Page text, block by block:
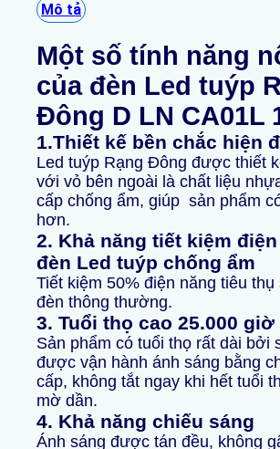
Mô tả
Một số tính năng
của đèn Led tuýp
Đông D LN CA01L
1.Thiết kế bền chắc hiện
Led tuýp Rạng Đông được thiết
với vỏ bên ngoài là chất liệu
cấp chống ẩm, giúp sản phẩm
hơn.
2. Khả năng tiết kiệm
đèn Led tuýp chống ẩm
Tiết kiệm 50% điện năng tiêu
đèn thông thường.
3. Tuổi thọ cao 25.000 giờ
Sản phẩm có tuổi thọ rất dài bởi
được vận hành ánh sáng bằng
cấp, không tắt ngay khi hết tuổi
mờ dần.
4. Khả năng chiếu sáng
Ánh sáng được tán đều, không